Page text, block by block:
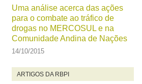
Uma análise acerca das ações
para o combate ao tráfico de
drogas no MERCOSUL e na
Comunidade Andina de Nações
14/10/2015
ARTIGOS DA RBPI